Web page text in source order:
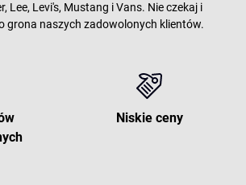
Lee, Levi's, Mustang i Vans. Nie czekaj i
grona naszych zadowolonych klientów.
Niskie ceny